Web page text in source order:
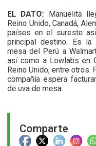
Comparte
EL DATO: Manuelita
Reino Unido, Canadá,
países en el sureste
principal destino. Es la
mesa del Perú a
así como a Lowlabs en
Reino Unido, entre otros.
compañía espera
de uva de mesa.